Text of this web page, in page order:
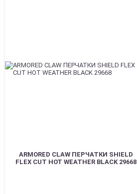
ARMORED CLAW ПЕРЧАТКИ SHIELD
FLEX CUT HOT WEATHER BLACK 29668